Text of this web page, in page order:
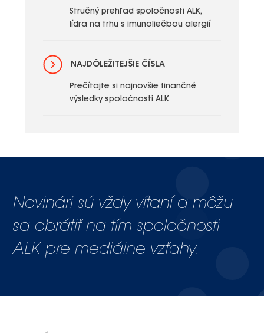
Stručný prehľad spoločnosti ALK,
lídra na trhu s imunoliečbou alergií
NAJDÔLEŽITEJŠIE ČÍSLA
Prečítajte si najnovšie finančné
výsledky spoločnosti ALK
Novinári sú vždy vítaní a môžu
sa obrátiť na tím spoločnosti
ALK pre mediálne vzťahy.